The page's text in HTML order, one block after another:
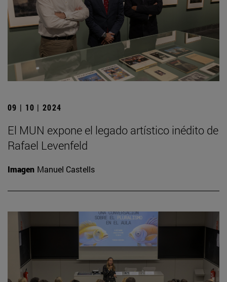
09 | 10 | 2024
El MUN expone el legado artístico inédito de
Rafael Levenfeld
Imagen Manuel Castells